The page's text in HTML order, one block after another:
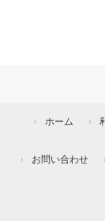
ホーム
お問い合わせ